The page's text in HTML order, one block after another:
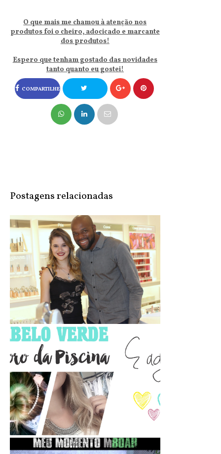
O que mais me chamou à atenção nos
produtos foi o cheiro, adocicado e marcante
dos produtos!
Espero que tenham gostado das novidades
tanto quanto eu gostei!
COMPARTILHE
NO FACEBOOK COMPARTILHE
Postagens relacionadas
Clinique - Controle de oleosidade
Cabelo verde por causa do cloro da ...